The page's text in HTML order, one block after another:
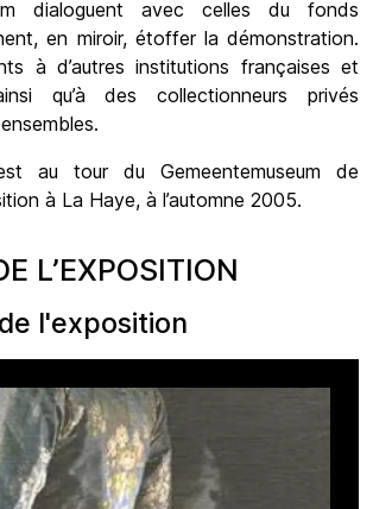
dialoguent avec celles du fonds
en miroir, étoffer la démonstration.
à d’autres institutions françaises et
qu’à des collectionneurs privés
au tour du Gemeentemuseum de
à La Haye, à l’automne 2005.
L’EXPOSITION
l'exposition